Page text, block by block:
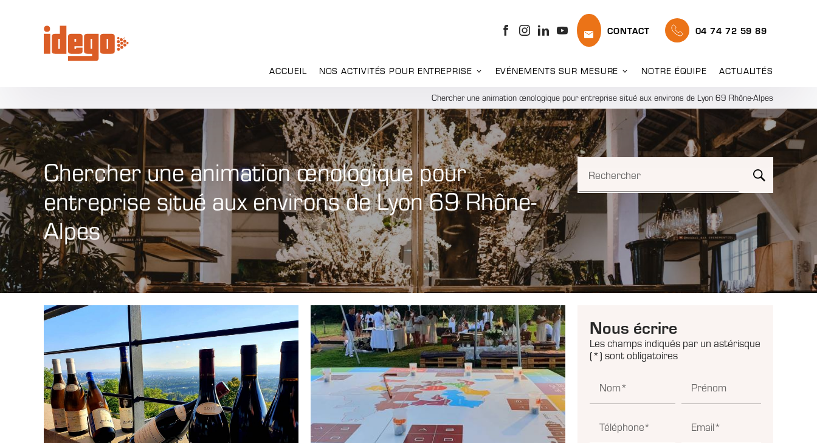
CONTACT 04 74 72 59 89
ACCUEIL NOS ACTIVITÉS POUR ENTREPRISE EVÉNEMENTS SUR MESURE NOTRE ÉQUIPE ACTUALITÉS
Chercher une animation œnologique pour entreprise situé aux environs de Lyon 69 Rhône-Alpes
Chercher une animation œnologique pour
entreprise situé aux environs de Lyon 69 Rhône-
Alpes
Rechercher
Nous écrire
Les champs indiqués par un astérisque
(*) sont obligatoires
Nom* Prénom
Téléphone* Email*